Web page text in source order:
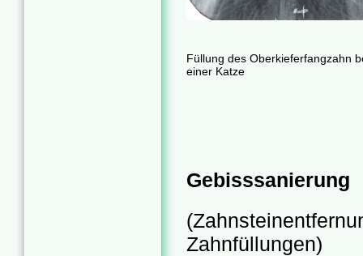
Füllung des Oberkieferfangzahn
einer Katze
Gebisssanierung
Zahnfüllungen)